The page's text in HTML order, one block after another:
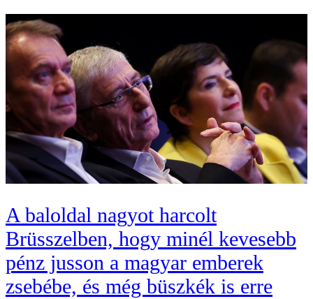
A baloldal nagyot harcolt
Brüsszelben, hogy minél kevesebb
pénz jusson a magyar emberek
zsebébe, és még büszkék is erre